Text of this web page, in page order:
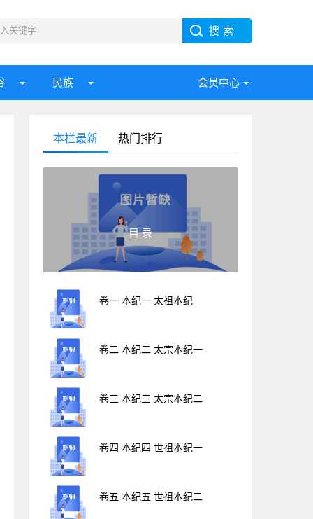
民族 会员中心
本栏最新 热门排行
目 录
卷一 本纪一 太祖本纪
卷二 本纪二 太宗本纪一
卷三 本纪三 太宗本纪二
卷四 本纪四 世祖本纪一
卷五 本纪五 世祖本纪二